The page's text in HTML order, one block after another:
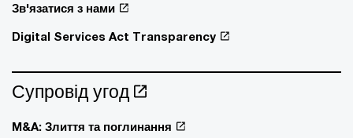
Зв'язатися з нами
Digital Services Act Transparency
Супровід угод
M&A: Злиття та поглинання